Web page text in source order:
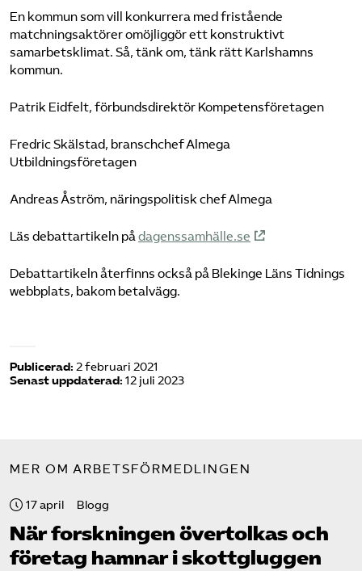
En kommun som vill konkurrera med fristående
matchningsaktörer omöjliggör ett konstruktivt
samarbetsklimat. Så, tänk om, tänk rätt Karlshamns
kommun.
Patrik Eidfelt, förbundsdirektör Kompetensföretagen
Fredric Skälstad, branschchef Almega
Utbildningsföretagen
Andreas Åström, näringspolitisk chef Almega
Läs debattartikeln pådagenssamhälle.se
Debattartikeln återfinns också på Blekinge Läns Tidnings
webbplats, bakom betalvägg.
Publicerad: 2 februari 2021
Senast uppdaterad: 12 juli 2023
MER OM ARBETSFÖRMEDLINGEN
17 april Blogg
När forskningen övertolkas och
företag hamnar i skottgluggen